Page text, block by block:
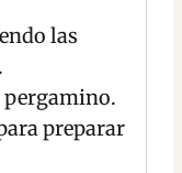
las
pergamino.
preparar